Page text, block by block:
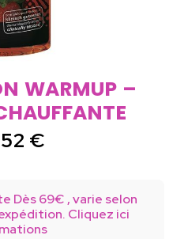
WARMUP –
€
Dès 69€ , varie selon
Cliquez ici